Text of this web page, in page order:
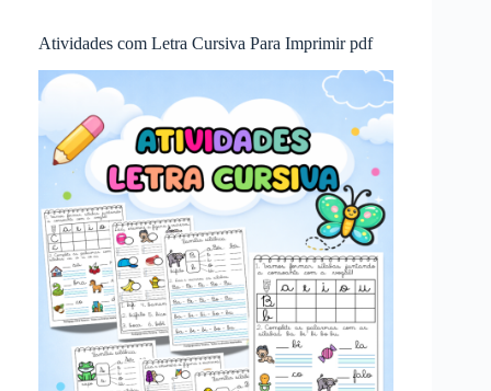
Atividades com Letra Cursiva Para Imprimir pdf